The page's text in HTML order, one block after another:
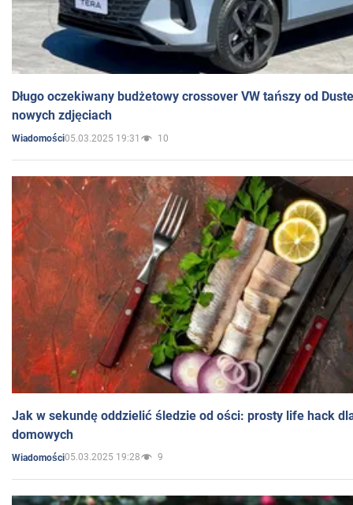
Długo oczekiwany budżetowy crossover VW tańszy od
nowych zdjęciach
Wiadomości05.03.2025 19:31 10
Jak w sekundę oddzielić śledzie od ości: prosty life hack
domowych
Wiadomości05.03.2025 19:28 9